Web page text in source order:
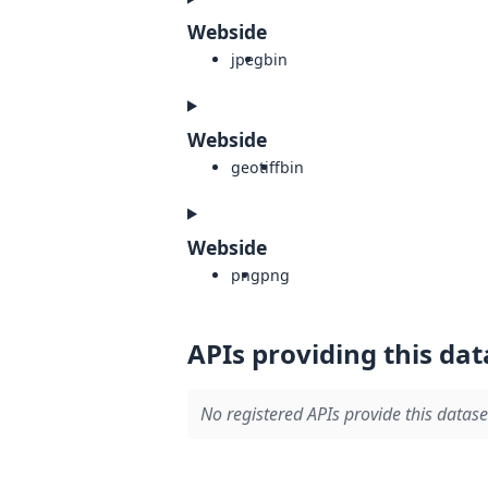
Webside
jpegbin
Webside
geotiffbin
Webside
pngpng
APIs providing this
No registered APIs provide this